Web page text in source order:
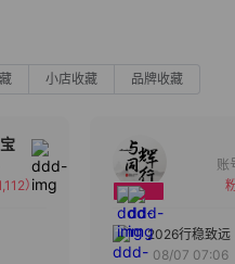
小店收藏 品牌收藏
）
2026行稳致远
08/07 07:06